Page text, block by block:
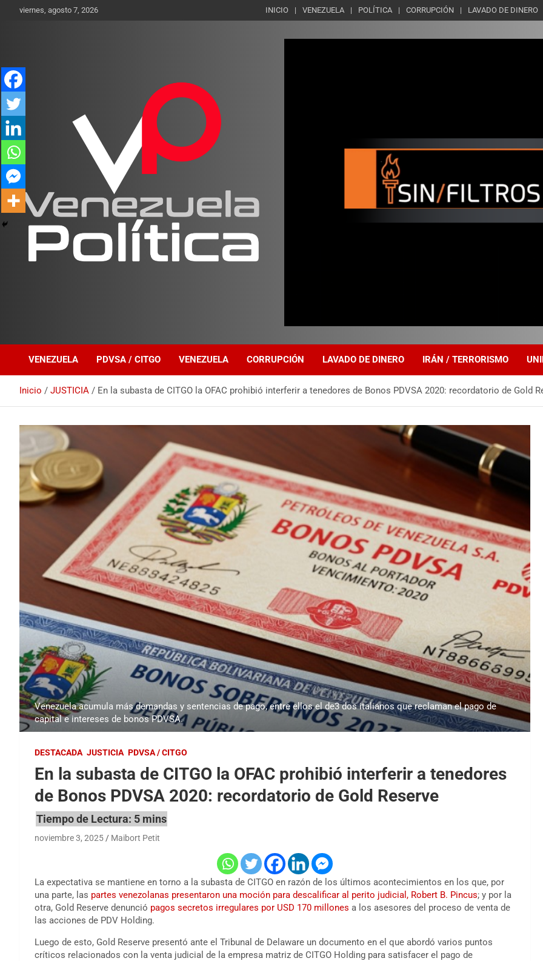
viernes, agosto 7, 2026 INICIO VENEZUELA POLÍTICA CORRUPCIÓN LAVADO DE DINERO
VENEZUELA PDVSA / CITGO VENEZUELA CORRUPCIÓN LAVADO DE DINERO IRÁN / TERRORISMO
Inicio JUSTICIA En la subasta de CITGO la OFAC prohibió interferir a tenedores de Bonos PDVSA 2020: recordatorio de Gold
Venezuela acumula más demandas y sentencias de pago, entre ellos el de3 dos italianos que reclaman el pago de
capital e intereses de bonos PDVSA.
DESTACADA JUSTICIA PDVSA / CITGO
En la subasta de CITGO la OFAC prohibió interferir a tenedores
de Bonos PDVSA 2020: recordatorio de Gold Reserve
noviembre 3, 2025 Maibort Petit
La expectativa se mantiene en torno a la subasta de CITGO en razón de los últimos acontecimientos en los que, por
una parte, las partes venezolanas presentaron una moción para descalificar al perito judicial, Robert B. Pincus; y por la
otra, Gold Reserve denunció pagos secretos irregulares por USD 170 millones a los asesores del proceso de venta de
las acciones de PDV Holding.
Luego de esto, Gold Reserve presentó ante el Tribunal de Delaware un documento en el que abordó varios puntos
críticos relacionados con la venta judicial de la empresa matriz de CITGO Holding para satisfacer el pago de